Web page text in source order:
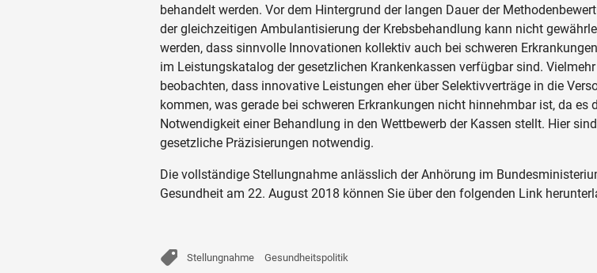
behandelt werden. Vor dem Hintergrund der langen Dauer der
der gleichzeitigen Ambulantisierung der Krebsbehandlung kann nicht
werden, dass sinnvolle Innovationen kollektiv auch bei schweren
im Leistungskatalog der gesetzlichen Krankenkassen verfügbar sind.
beobachten, dass innovative Leistungen eher über Selektivverträge in die
kommen, was gerade bei schweren Erkrankungen nicht hinnehmbar ist, da es
Notwendigkeit einer Behandlung in den Wettbewerb der Kassen stellt. Hier sind
gesetzliche Präzisierungen notwendig.
Die vollständige Stellungnahme anlässlich der Anhörung im
Gesundheit am 22. August 2018 können Sie über den folgenden Link
Stellungnahme Gesundheitspolitik